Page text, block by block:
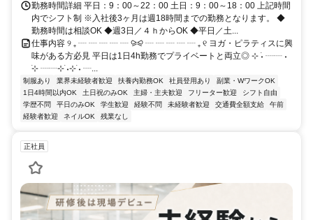
勤務時間詳細 平日：9：00～22：00 土日：9：00～18：00 上記時間
内でシフト制 ※入社後3ヶ月は週18時間までの勤務となります。 ◆
勤務時間は相談OK ◆週3日／４ｈからOK ◆平日／土...
仕事内容 ୨ ₊ ┈ ┈ ┈ ┈ ┈ ⪩⪨ ┈ ┈ ┈ ┈ ┈ ₊ ୧ ヨガ・ピラティスに興
味がある方必見 平日は1日4h勤務でプライベートと両立◎ ⊹ ࣪˖ ┈┈ ˖
࣪⊹ ┈┈⊹ ࣪˖⊹ ࣪˖ ┈...
制服あり 業界未経験者歓迎 扶養内勤務OK 社員登用あり
副業・WワークOK
1日4時間以内OK
土日祝のみOK 主婦・主夫歓迎 フリーター歓迎
シフト自由
学歴不問
平日のみOK 学生歓迎 経験不問 未経験者歓迎 交通費全額支給
午前
経験者歓迎
ネイルOK 残業なし
正社員